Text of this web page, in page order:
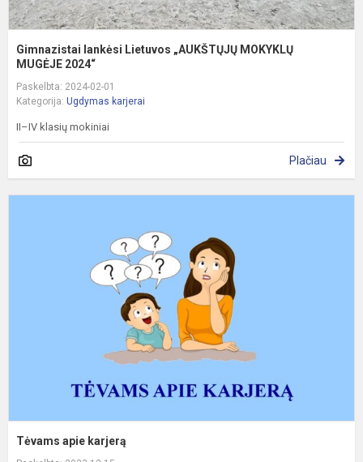
Gimnazistai lankėsi Lietuvos „AUKŠTŲJŲ MOKYKLŲ
MUGĖJE 2024“
Paskelbta: 2024-02-01
Kategorija: Ugdymas karjerai
II–IV klasių mokiniai
Plačiau
Tėvams apie karjerą